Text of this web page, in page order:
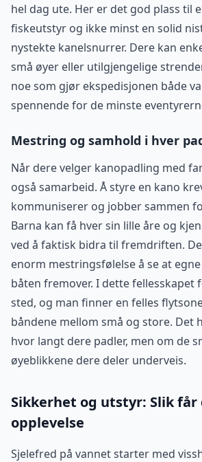
hel dag ute. Her er det god plass til
fiskeutstyr og ikke minst en solid
nystekte kanelsnurrer. Dere kan
små øyer eller utilgjengelige
noe som gjør ekspedisjonen både
spennende for de minste
Mestring og samhold i hver
Når dere velger kanopadling med
også samarbeid. Å styre en kano
kommuniserer og jobber sammen
Barna kan få hver sin lille åre og
ved å faktisk bidra til fremdriften.
enorm mestringsfølelse å se at
båten fremover. I dette fellesskapet
sted, og man finner en felles
båndene mellom små og store. Det
hvor langt dere padler, men om de
øyeblikkene dere deler underveis.
Sikkerhet og utstyr: Slik får
opplevelse
Sjelefred på vannet starter med